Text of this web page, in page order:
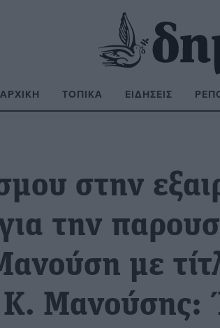
ΑΡΧΙΚΉ ΤΟΠΙΚΆ ΕΙΔΉΣΕΙΣ
στην
την
με
Κ. Μανούσης: